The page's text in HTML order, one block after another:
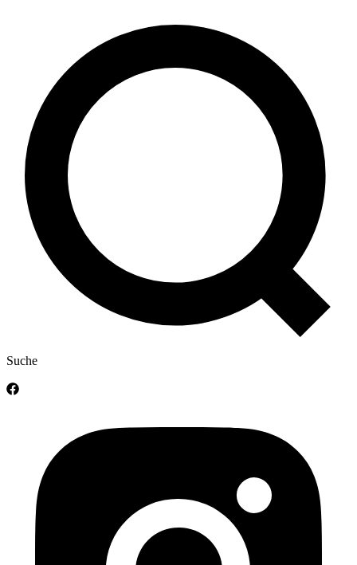
Suche